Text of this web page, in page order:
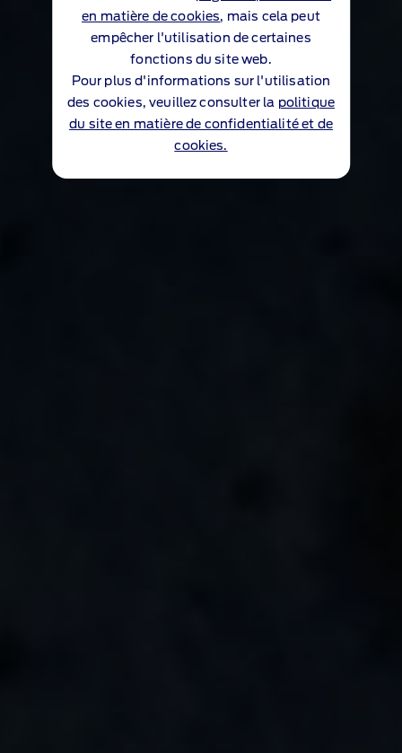
en matière de cookies, mais cela peut
empêcher l'utilisation de certaines
fonctions du site web.
Pour plus d'informations sur l'utilisation
des cookies, veuillez consulter la politique
du site en matière de confidentialité et de
cookies.